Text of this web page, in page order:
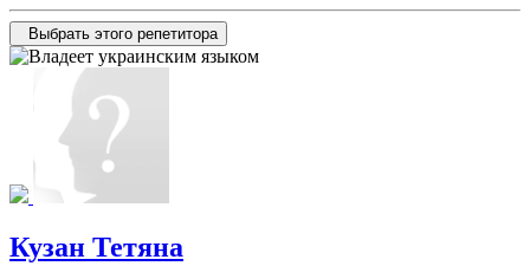
Выбрать этого репетитора
Кузан Тетяна